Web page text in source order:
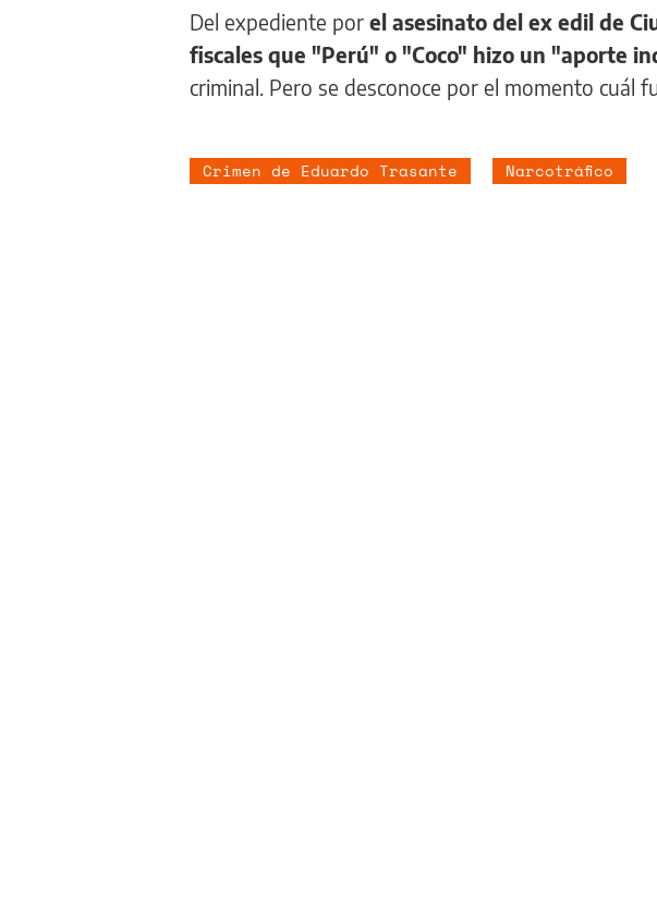
Del expediente por el asesinato del ex edil de
fiscales que "Perú" o "Coco" hizo un "aporte
criminal. Pero se desconoce por el momento cuál
Crimen de Eduardo Trasante Narcotráfico